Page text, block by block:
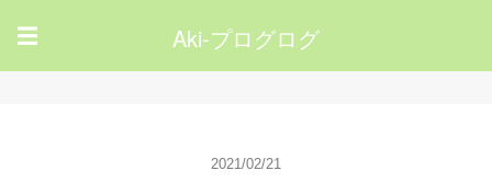
☰ Aki-プログログ
2021/02/21